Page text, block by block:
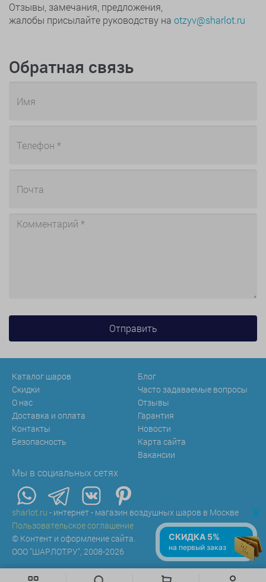
Отзывы, замечания, предложения,
жалобы присылайте руководству на otzyv@sharlot.ru
Обратная связь
Каталог шаров
Скидки
О нас
Доставка и оплата
Контакты
Безопасность
Блог
Часто задаваемые вопросы
Отзывы
Гарантия
Новости
Карта сайта
Вакансии
Мы в социальных сетях
sharlot.ru - интернет - магазин воздушных шаров в Москве
Пользовательское соглашение
© Контент и оформление сайта.
ООО "ШАРЛОТ.РУ", 2008-2026
x
СКИДКА 5%
на первый заказ